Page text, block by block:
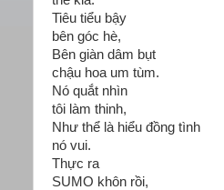
Tiêu tiểu bậy
bên góc hè,
Bên giàn dâm bụt
chậu hoa um tùm.
Nó quắt nhìn
tôi làm thinh,
Như thể là hiểu đồng tình
nó vui.
Thực ra
SUMO khôn rồi,